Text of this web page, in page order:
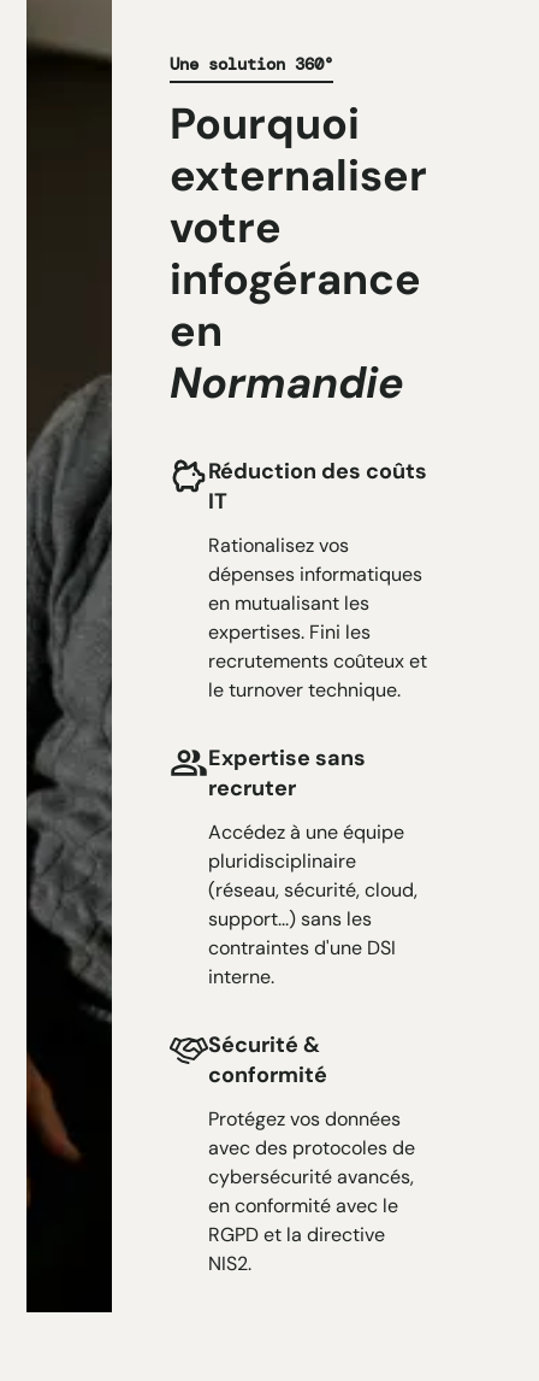
Une solution 360°
Pourquoi
externaliser
votre
infogérance
en
Normandie
Réduction des coûts
IT
Rationalisez vos
dépenses informatiques
en mutualisant les
expertises. Fini les
recrutements coûteux et
le turnover technique.
Expertise sans
recruter
Accédez à une équipe
pluridisciplinaire
(réseau, sécurité, cloud,
support...) sans les
contraintes d'une DSI
interne.
Sécurité &
conformité
Protégez vos données
avec des protocoles de
cybersécurité avancés,
en conformité avec le
RGPD et la directive
NIS2.